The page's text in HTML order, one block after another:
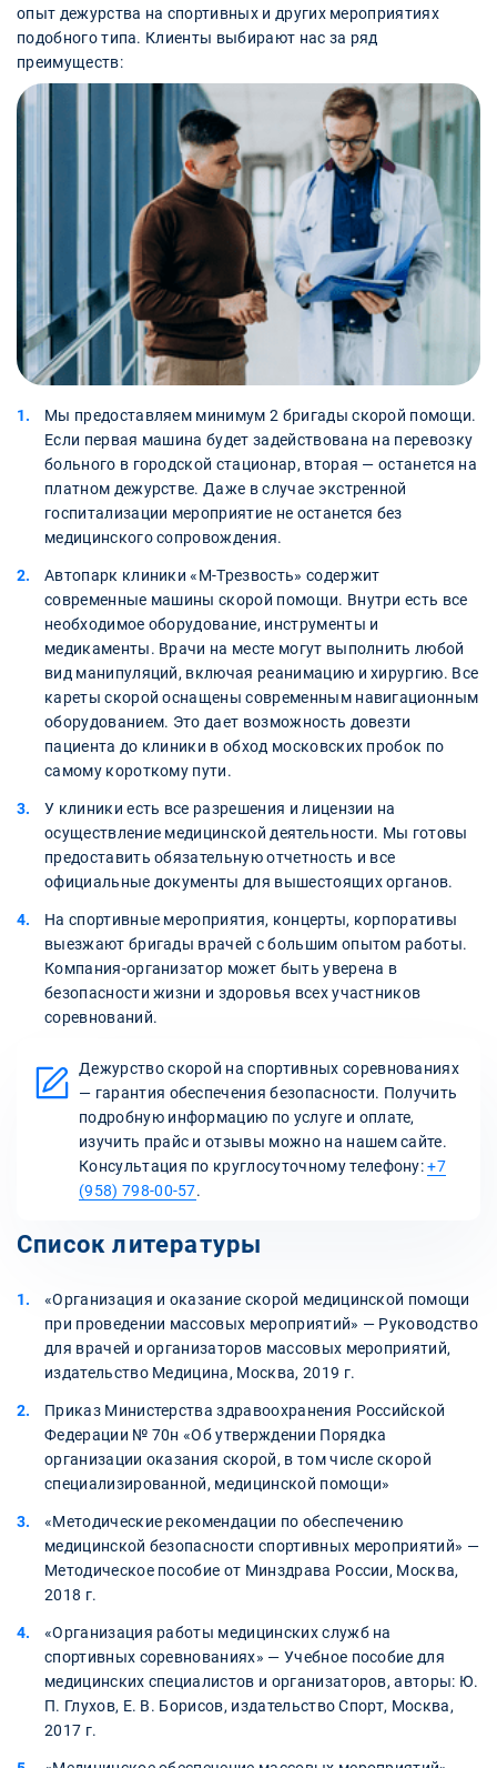
опыт дежурства на спортивных и других мероприятиях
подобного типа. Клиенты выбирают нас за ряд
преимуществ:
Мы предоставляем минимум 2 бригады скорой помощи.
Если первая машина будет задействована на перевозку
больного в городской стационар, вторая — останется на
платном дежурстве. Даже в случае экстренной
госпитализации мероприятие не останется без
медицинского сопровождения.
Автопарк клиники «М-Трезвость» содержит
современные машины скорой помощи. Внутри есть все
необходимое оборудование, инструменты и
медикаменты. Врачи на месте могут выполнить любой
вид манипуляций, включая реанимацию и хирургию. Все
кареты скорой оснащены современным навигационным
оборудованием. Это дает возможность довезти
пациента до клиники в обход московских пробок по
самому короткому пути.
У клиники есть все разрешения и лицензии на
осуществление медицинской деятельности. Мы готовы
предоставить обязательную отчетность и все
официальные документы для вышестоящих органов.
На спортивные мероприятия, концерты, корпоративы
выезжают бригады врачей с большим опытом работы.
Компания-организатор может быть уверена в
безопасности жизни и здоровья всех участников
соревнований.
Дежурство скорой на спортивных соревнованиях
— гарантия обеспечения безопасности. Получить
подробную информацию по услуге и оплате,
изучить прайс и отзывы можно на нашем сайте.
Консультация по круглосуточному телефону:+7
(958) 798-00-57.
Список литературы
«Организация и оказание скорой медицинской помощи
при проведении массовых мероприятий» — Руководство
для врачей и организаторов массовых мероприятий,
издательство Медицина, Москва, 2019 г.
Приказ Министерства здравоохранения Российской
Федерации № 70н «Об утверждении Порядка
организации оказания скорой, в том числе скорой
специализированной, медицинской помощи»
«Методические рекомендации по обеспечению
медицинской безопасности спортивных мероприятий» —
Методическое пособие от Минздрава России, Москва,
2018 г.
«Организация работы медицинских служб на
спортивных соревнованиях» — Учебное пособие для
медицинских специалистов и организаторов, авторы: Ю.
П. Глухов, Е. В. Борисов, издательство Спорт, Москва,
2017 г.